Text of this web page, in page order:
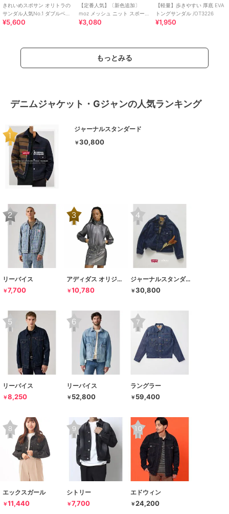
きれいめスポサン オリトラの
サンダル人気No.1 ダブルベル
ト スポーツサンダル /42207
¥5,600
【定番人気】〔新色追加〕
moz メッシュ ニット スポーツ
サンダル
¥3,080
【軽量】歩きやすい 厚底 EVA
トングサンダル /OT3226
¥1,950
もっとみる
デニムジャケット・Gジャンの人気ランキング
ジャーナルスタンダード
￥30,800
リーバイス
￥7,700
アディダス オリジナルス
￥10,780
ジャーナルスタンダード レリューム
￥30,800
リーバイス
￥8,250
リーバイス
￥ 52,800
ラングラー
￥ 59,400
エックスガール
￥11,440
シトリー
￥7,700
エドウィン
￥24,200